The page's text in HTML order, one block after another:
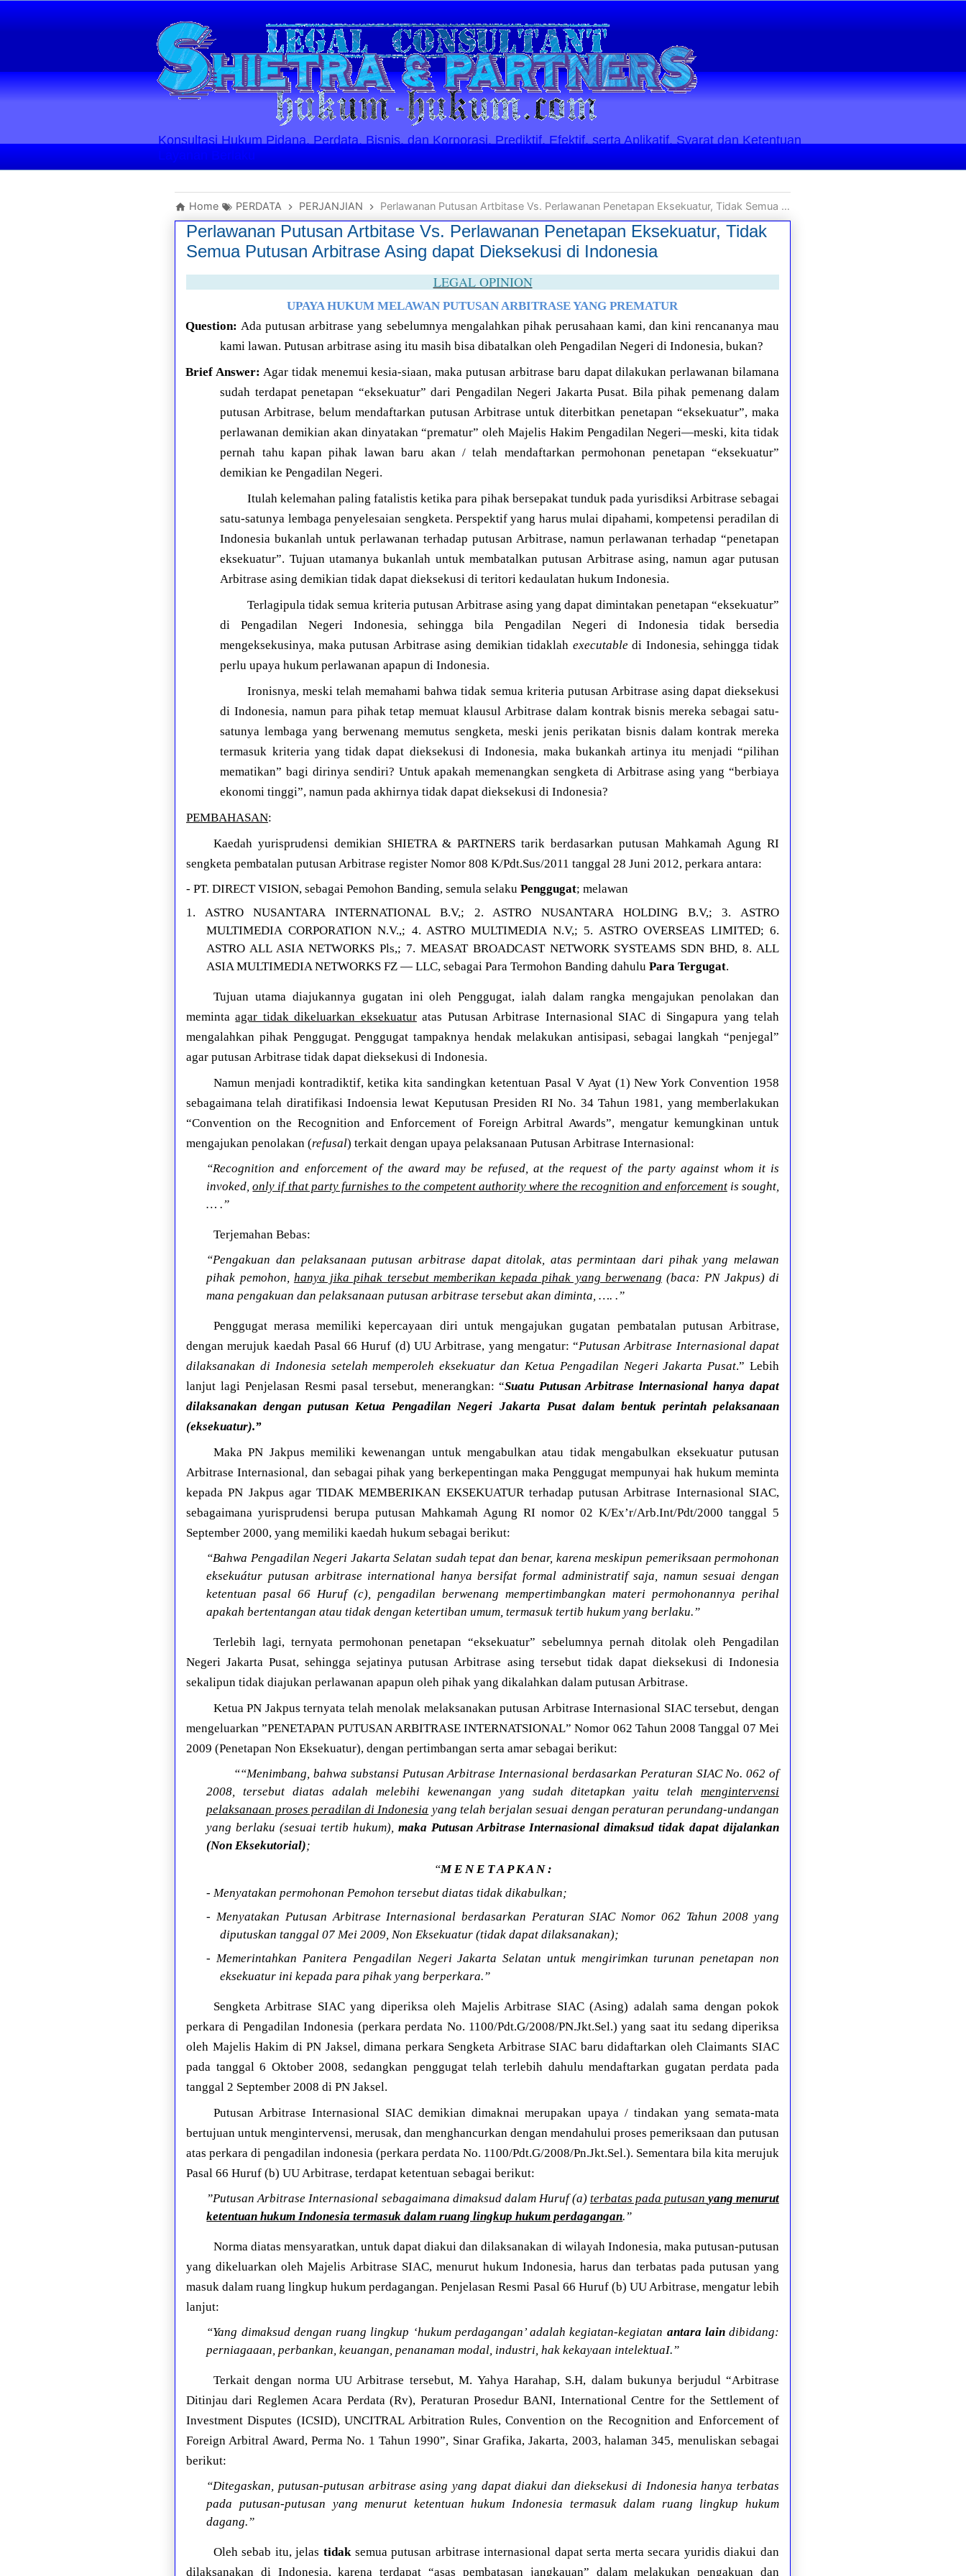
Konsultasi Hukum Pidana, Perdata, Bisnis, dan Korporasi. Prediktif, Efektif, serta Aplikatif. Syarat dan Ketentuan
Layanan Berlaku
Home PERDATA PERJANJIAN Perlawanan Putusan Artbitase Vs. Perlawanan Penetapan Eksekuatur, Tidak Semua Putusan Arbitrase Asing dapat Dieksekusi di Indonesia
Perlawanan Putusan Artbitase Vs. Perlawanan Penetapan Eksekuatur, Tidak
Semua Putusan Arbitrase Asing dapat Dieksekusi di Indonesia
LEGAL OPINION
UPAYA HUKUM MELAWAN PUTUSAN ARBITRASE YANG PREMATUR
Question: Ada putusan arbitrase yang sebelumnya mengalahkan pihak perusahaan kami, dan kini rencananya mau
kami lawan. Putusan arbitrase asing itu masih bisa dibatalkan oleh Pengadilan Negeri di Indonesia, bukan?
Brief Answer: Agar tidak menemui kesia-siaan, maka putusan arbitrase baru dapat dilakukan perlawanan bilamana
sudah terdapat penetapan “eksekuatur” dari Pengadilan Negeri Jakarta Pusat. Bila pihak pemenang dalam
putusan Arbitrase, belum mendaftarkan putusan Arbitrase untuk diterbitkan penetapan “eksekuatur”, maka
perlawanan demikian akan dinyatakan “prematur” oleh Majelis Hakim Pengadilan Negeri—meski, kita tidak
pernah tahu kapan pihak lawan baru akan / telah mendaftarkan permohonan penetapan “eksekuatur”
demikian ke Pengadilan Negeri.
Itulah kelemahan paling fatalistis ketika para pihak bersepakat tunduk pada yurisdiksi Arbitrase sebagai
satu-satunya lembaga penyelesaian sengketa. Perspektif yang harus mulai dipahami, kompetensi peradilan di
Indonesia bukanlah untuk perlawanan terhadap putusan Arbitrase, namun perlawanan terhadap “penetapan
eksekuatur”. Tujuan utamanya bukanlah untuk membatalkan putusan Arbitrase asing, namun agar putusan
Arbitrase asing demikian tidak dapat dieksekusi di teritori kedaulatan hukum Indonesia.
Terlagipula tidak semua kriteria putusan Arbitrase asing yang dapat dimintakan penetapan “eksekuatur”
di Pengadilan Negeri Indonesia, sehingga bila Pengadilan Negeri di Indonesia tidak bersedia
mengeksekusinya, maka putusan Arbitrase asing demikian tidaklah executabledi Indonesia, sehingga tidak
perlu upaya hukum perlawanan apapun di Indonesia.
Ironisnya, meski telah memahami bahwa tidak semua kriteria putusan Arbitrase asing dapat dieksekusi
di Indonesia, namun para pihak tetap memuat klausul Arbitrase dalam kontrak bisnis mereka sebagai satu-
satunya lembaga yang berwenang memutus sengketa, meski jenis perikatan bisnis dalam kontrak mereka
termasuk kriteria yang tidak dapat dieksekusi di Indonesia, maka bukankah artinya itu menjadi “pilihan
mematikan” bagi dirinya sendiri? Untuk apakah memenangkan sengketa di Arbitrase asing yang “berbiaya
ekonomi tinggi”, namun pada akhirnya tidak dapat dieksekusi di Indonesia?
PEMBAHASAN:
Kaedah yurisprudensi demikian SHIETRA & PARTNERS tarik berdasarkan putusan Mahkamah Agung RI
sengketa pembatalan putusan Arbitrase register Nomor 808 K/Pdt.Sus/2011 tanggal 28 Juni 2012, perkara antara:
- PT. DIRECT VISION, sebagai Pemohon Banding, semula selaku Penggugat; melawan
1. ASTRO NUSANTARA INTERNATIONAL B.V,; 2. ASTRO NUSANTARA HOLDING B.V,; 3. ASTRO
MULTIMEDIA CORPORATION N.V.,; 4. ASTRO MULTIMEDIA N.V,; 5. ASTRO OVERSEAS LIMITED; 6.
ASTRO ALL ASIA NETWORKS Pls,; 7. MEASAT BROADCAST NETWORK SYSTEAMS SDN BHD, 8. ALL
ASIA MULTIMEDIA NETWORKS FZ — LLC, sebagai Para Termohon Banding dahuluPara Tergugat.
Tujuan utama diajukannya gugatan ini oleh Penggugat, ialah dalam rangka mengajukan penolakan dan
memintaagar tidak dikeluarkan eksekuaturatas Putusan Arbitrase Internasional SIAC di Singapura yang telah
mengalahkan pihak Penggugat. Penggugat tampaknya hendak melakukan antisipasi, sebagai langkah “penjegal”
agar putusan Arbitrase tidak dapat dieksekusi di Indonesia.
Namun menjadi kontradiktif, ketika kita sandingkan ketentuan Pasal V Ayat (1) New York Convention 1958
sebagaimana telah diratifikasi Indoensia lewat Keputusan Presiden RI No. 34 Tahun 1981, yang memberlakukan
“Convention on the Recognition and Enforcement of Foreign Arbitral Awards”, mengatur kemungkinan untuk
mengajukan penolakan (refusal) terkait dengan upaya pelaksanaan Putusan Arbitrase Internasional:
“Recognition and enforcement of the award may be refused, at the request of the party against whom it is
invoked,only if that party furnishes to the competent authority where the recognition and enforcementis sought,
… .”
Terjemahan Bebas:
“Pengakuan dan pelaksanaan putusan arbitrase dapat ditolak, atas permintaan dari pihak yang melawan
pihak pemohon, hanya jika pihak tersebut memberikan kepada pihak yang berwenang (baca: PN Jakpus) di
mana pengakuan dan pelaksanaan putusan arbitrase tersebut akan diminta, …. .”
Penggugat merasa memiliki kepercayaan diri untuk mengajukan gugatan pembatalan putusan Arbitrase,
dengan merujuk kaedah Pasal 66 Huruf (d) UU Arbitrase, yang mengatur: “Putusan Arbitrase Internasional dapat
dilaksanakan di Indonesia setelah memperoleh eksekuatur dan Ketua Pengadilan Negeri Jakarta Pusat.” Lebih
lanjut lagi Penjelasan Resmi pasal tersebut, menerangkan: “Suatu Putusan Arbitrase lnternasional hanya dapat
dilaksanakan dengan putusan Ketua Pengadilan Negeri Jakarta Pusat dalam bentuk perintah pelaksanaan
(eksekuatur).”
Maka PN Jakpus memiliki kewenangan untuk mengabulkan atau tidak mengabulkan eksekuatur putusan
Arbitrase Internasional, dan sebagai pihak yang berkepentingan maka Penggugat mempunyai hak hukum meminta
kepada PN Jakpus agar TIDAK MEMBERIKAN EKSEKUATUR terhadap putusan Arbitrase Internasional SIAC,
sebagaimana yurisprudensi berupa putusan Mahkamah Agung RI nomor 02 K/Ex’r/Arb.Int/Pdt/2000 tanggal 5
September 2000, yang memiliki kaedah hukum sebagai berikut:
“Bahwa Pengadilan Negeri Jakarta Selatan sudah tepat dan benar, karena meskipun pemeriksaan permohonan
eksekuátur putusan arbitrase international hanya bersifat formal administratif saja, namun sesuai dengan
ketentuan pasal 66 Huruf (c), pengadilan berwenang mempertimbangkan materi permohonannya perihal
apakah bertentangan atau tidak dengan ketertiban umum, termasuk tertib hukum yang berlaku.”
Terlebih lagi, ternyata permohonan penetapan “eksekuatur” sebelumnya pernah ditolak oleh Pengadilan
Negeri Jakarta Pusat, sehingga sejatinya putusan Arbitrase asing tersebut tidak dapat dieksekusi di Indonesia
sekalipun tidak diajukan perlawanan apapun oleh pihak yang dikalahkan dalam putusan Arbitrase.
Ketua PN Jakpus ternyata telah menolak melaksanakan putusan Arbitrase Internasional SIAC tersebut, dengan
mengeluarkan ”PENETAPAN PUTUSAN ARBITRASE INTERNATSIONAL” Nomor 062 Tahun 2008 Tanggal 07 Mei
2009 (Penetapan Non Eksekuatur), dengan pertimbangan serta amar sebagai berikut:
““Menimbang, bahwa substansi Putusan Arbitrase Internasional berdasarkan Peraturan SIAC No. 062 of
2008, tersebut diatas adalah melebihi kewenangan yang sudah ditetapkan yaitu telah mengintervensi
pelaksanaan proses peradilan di Indonesia yang telah berjalan sesuai dengan peraturan perundang-undangan
yang berlaku (sesuai tertib hukum), maka Putusan Arbitrase Internasional dimaksud tidak dapat dijalankan
(Non Eksekutorial);
“M E N E T A P K A N :
- Menyatakan permohonan Pemohon tersebut diatas tidak dikabulkan;
- Menyatakan Putusan Arbitrase Internasional berdasarkan Peraturan SIAC Nomor 062 Tahun 2008 yang
diputuskan tanggal 07 Mei 2009, Non Eksekuatur (tidak dapat dilaksanakan);
- Memerintahkan Panitera Pengadilan Negeri Jakarta Selatan untuk mengirimkan turunan penetapan non
eksekuatur ini kepada para pihak yang berperkara.”
Sengketa Arbitrase SIAC yang diperiksa oleh Majelis Arbitrase SIAC (Asing) adalah sama dengan pokok
perkara di Pengadilan Indonesia (perkara perdata No. 1100/Pdt.G/2008/PN.Jkt.Sel.) yang saat itu sedang diperiksa
oleh Majelis Hakim di PN Jaksel, dimana perkara Sengketa Arbitrase SIAC baru didaftarkan oleh Claimants SIAC
pada tanggal 6 Oktober 2008, sedangkan penggugat telah terlebih dahulu mendaftarkan gugatan perdata pada
tanggal 2 September 2008 di PN Jaksel.
Putusan Arbitrase Internasional SIAC demikian dimaknai merupakan upaya / tindakan yang semata-mata
bertujuan untuk mengintervensi, merusak, dan menghancurkan dengan mendahului proses pemeriksaan dan putusan
atas perkara di pengadilan indonesia (perkara perdata No. 1100/Pdt.G/2008/Pn.Jkt.Sel.). Sementara bila kita merujuk
Pasal 66 Huruf (b) UU Arbitrase, terdapat ketentuan sebagai berikut:
”Putusan Arbitrase Internasional sebagaimana dimaksud dalam Huruf (a) terbatas pada putusan yang menurut
ketentuan hukum Indonesia termasuk dalam ruang lingkup hukum perdagangan.”
Norma diatas mensyaratkan, untuk dapat diakui dan dilaksanakan di wilayah Indonesia, maka putusan-putusan
yang dikeluarkan oleh Majelis Arbitrase SIAC, menurut hukum Indonesia, harus dan terbatas pada putusan yang
masuk dalam ruang lingkup hukum perdagangan. Penjelasan Resmi Pasal 66 Huruf (b) UU Arbitrase, mengatur lebih
lanjut:
“Yang dimaksud dengan ruang lingkup ‘hukum perdagangan’ adalah kegiatan-kegiatan antara laindibidang:
perniagaaan, perbankan, keuangan, penanaman modal, industri, hak kekayaan intelektuaI.”
Terkait dengan norma UU Arbitrase tersebut, M. Yahya Harahap, S.H, dalam bukunya berjudul “Arbitrase
Ditinjau dari Reglemen Acara Perdata (Rv), Peraturan Prosedur BANI, International Centre for the Settlement of
Investment Disputes (ICSID), UNCITRAL Arbitration Rules, Convention on the Recognition and Enforcement of
Foreign Arbitral Award, Perma No. 1 Tahun 1990”, Sinar Grafika, Jakarta, 2003, halaman 345, menuliskan sebagai
berikut:
“Ditegaskan, putusan-putusan arbitrase asing yang dapat diakui dan dieksekusi di Indonesia hanya terbatas
pada putusan-putusan yang menurut ketentuan hukum Indonesia termasuk dalam ruang lingkup hukum
dagang.”
Oleh sebab itu, jelas tidaksemua putusan arbitrase internasional dapat serta merta secara yuridis diakui dan
dilaksanakan di Indonesia, karena terdapat “asas pembatasan jangkauan” dalam melakukan pengakuan dan